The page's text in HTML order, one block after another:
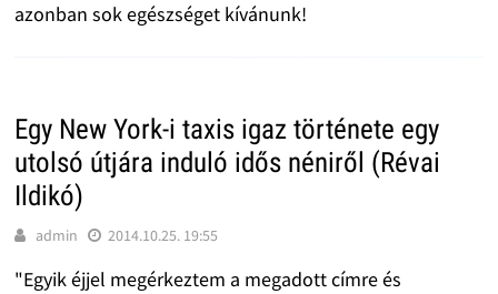
azonban sok egészséget kívánunk!
Egy New York-i taxis igaz története egy
utolsó útjára induló idős néniről (Révai
Ildikó)
admin 2014.10.25. 19:55
"Egyik éjjel megérkeztem a megadott címre és